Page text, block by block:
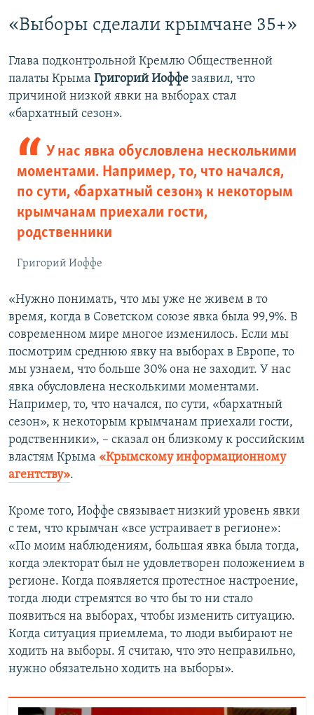
«Выборы сделали крымчане 35+»
Глава подконтрольной Кремлю Общественной
палаты Крыма Григорий Иоффе заявил, что
причиной низкой явки на выборах стал
«бархатный сезон».
У нас явка обусловлена несколькими
моментами. Например, то, что начался,
по сути, «бархатный сезон», к некоторым
крымчанам приехали гости,
родственники
Григорий Иоффе
«Нужно понимать, что мы уже не живем в то
время, когда в Советском союзе явка была 99,9%. В
современном мире многое изменилось. Если мы
посмотрим среднюю явку на выборах в Европе, то
мы узнаем, что больше 30% она не заходит. У нас
явка обусловлена несколькими моментами.
Например, то, что начался, по сути, «бархатный
сезон», к некоторым крымчанам приехали гости,
родственники», – сказал он близкому к российским
властям Крыма «Крымскому информационному
агентству».
Кроме того, Иоффе связывает низкий уровень явки
с тем, что крымчан «все устраивает в регионе»:
«По моим наблюдениям, большая явка была тогда,
когда электорат был не удовлетворен положением в
регионе. Когда появляется протестное настроение,
тогда люди стремятся во что бы то ни стало
появиться на выборах, чтобы изменить ситуацию.
Когда ситуация приемлема, то люди выбирают не
ходить на выборы. Я считаю, что это неправильно,
нужно обязательно ходить на выборы».